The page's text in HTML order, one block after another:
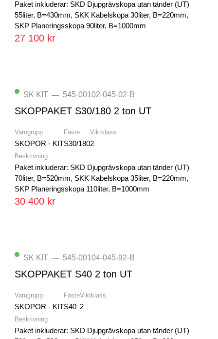
Paket inkluderar: SKD Djupgrävskopa utan tänder (UT)
55liter, B=430mm, SKK Kabelskopa 30liter, B=220mm,
SKP Planeringsskopa 90liter, B=1000mm
27 100 kr
SK KIT — 545-00102-045-02-B
SKOPPAKET S30/180 2 ton UT
Varugrupp
SKOPOR - KIT
Fäste
S30/180
Viktklass
2
Beskrivning
Paket inkluderar: SKD Djupgrävskopa utan tänder (UT)
70liter, B=520mm, SKK Kabelskopa 35liter, B=220mm,
SKP Planeringsskopa 110liter, B=1000mm
30 400 kr
SK KIT — 545-00104-045-92-B
SKOPPAKET S40 2 ton UT
Varugrupp
SKOPOR - KIT
Fäste
S40
Viktklass
2
Beskrivning
Paket inkluderar: SKD Djupgrävskopa utan tänder (UT)